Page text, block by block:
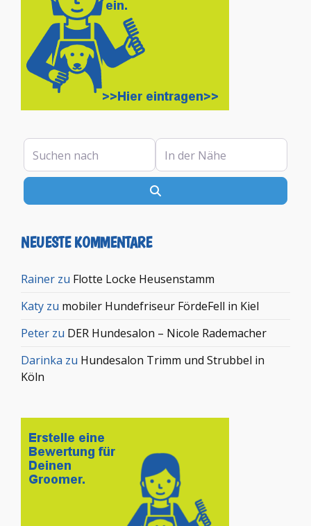
Suchen nach In der Nähe
NEUESTE KOMMENTARE
Rainer zu Flotte Locke Heusenstamm
Katy zu mobiler Hundefriseur FördeFell in Kiel
Peter zu DER Hundesalon – Nicole Rademacher
Darinka zu Hundesalon Trimm und Strubbel in
Köln